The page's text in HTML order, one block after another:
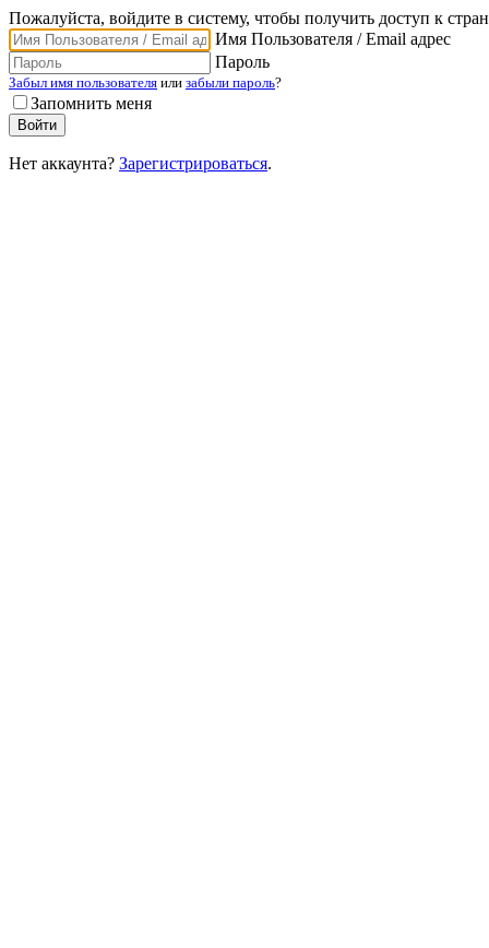
Пожалуйста, войдите в систему, чтобы получить доступ к
Имя Пользователя / Email адрес
Пароль
Забыл имя пользователя или забыли пароль?
Запомнить меня
Нет аккаунта? Зарегистрироваться.